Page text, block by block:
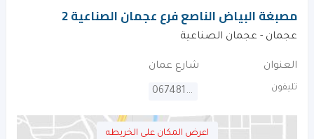
مصبغة البياض الناصع فرع عجمان الصناعية 2
عجمان - عجمان الصناعية
العنوان شارع عمان
تليفون 067481261
اعرض المكان على الخريطه